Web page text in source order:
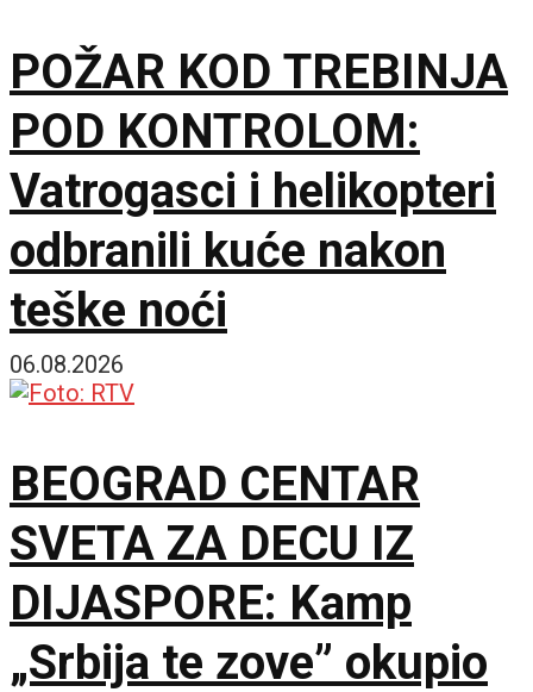
POŽAR KOD TREBINJA
POD KONTROLOM:
Vatrogasci i helikopteri
odbranili kuće nakon
teške noći
06.08.2026
BEOGRAD CENTAR
SVETA ZA DECU IZ
DIJASPORE: Kamp
„Srbija te zove” okupio